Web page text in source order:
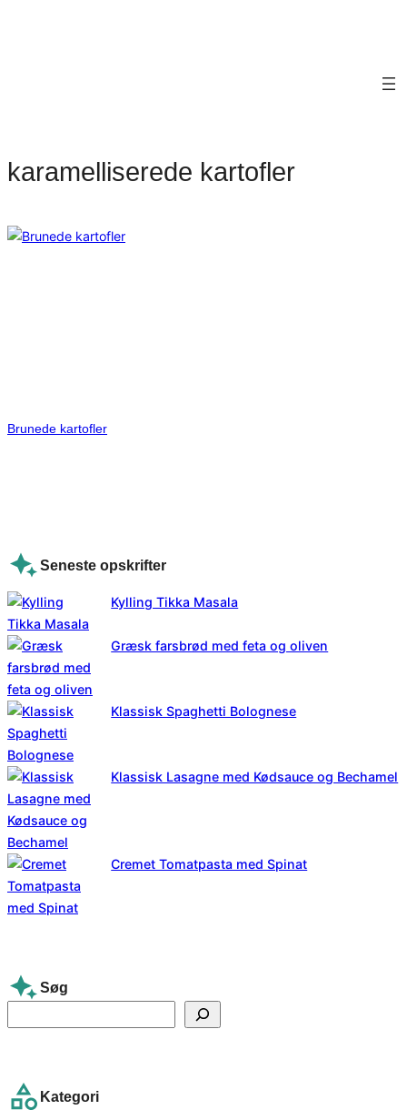
karamelliserede kartofler
Brunede kartofler
Seneste opskrifter
Kylling Tikka Masala
Græsk farsbrød med feta og oliven
Klassisk Spaghetti Bolognese
Klassisk Lasagne med Kødsauce og Bechamel
Cremet Tomatpasta med Spinat
Søg
e
c
Kategori